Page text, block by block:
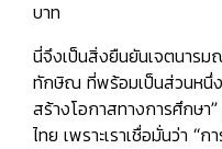
บาท
นี่จึงเป็นสิ่งยืนยันเจตนาร
ทักษิณ ที่พร้อมเป็นส่วนหนึ่
สร้างโอกาสทางการศึกษา”
ไทย เพราะเราเชื่อมั่นว่า “ก